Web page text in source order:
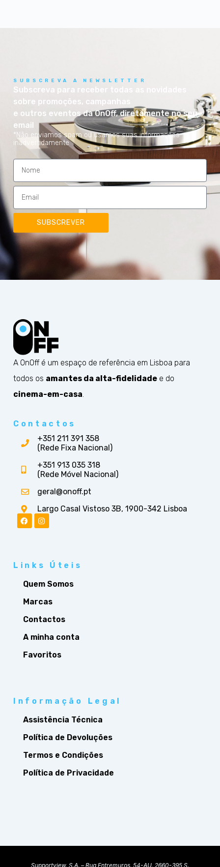
SUBSCREVA A NEWSLETTER
Subscreva para receber todas as novidades
sobre promoções, campanhas
e outros eventos da OnOff, diretamente no seu
email
*Não enviamos spam ou usamos suas informações
inadvertidamente
SUBSCREVER
A OnOff é um espaço de referência em Lisboa para
todos os amantes da alta-fidelidadee do
cinema-em-casa.
Contactos
+351 211 391 358
(Rede Fixa Nacional)
+351 913 035 318
(Rede Móvel Nacional)
geral@onoff.pt
Largo Casal Vistoso 3B, 1900-342 Lisboa
Links Úteis
Quem Somos
Marcas
Contactos
A minha conta
Favoritos
Informação Legal
Assistência Técnica
Política de Devoluções
Termos e Condições
Política de Privacidade
Supportview, S.A. – Rua Entremuros, 54-AU, 2660-395 S.